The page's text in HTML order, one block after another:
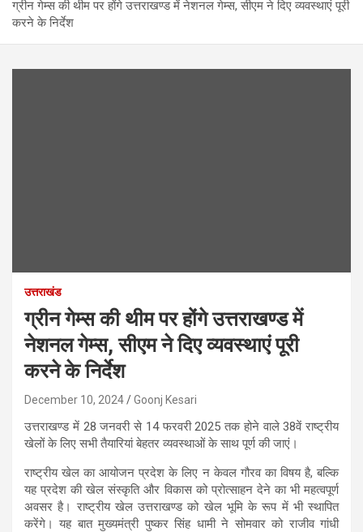
ग्रीन गेम्स की थीम पर होंगे उत्तराखण्ड में नेशनल गेम्स, सीएम ने दिए व्यवस्थाएं पूरी
करने के निर्देश
उत्तराखंड
ग्रीन गेम्स की थीम पर होंगे उत्तराखण्ड में
नेशनल गेम्स, सीएम ने दिए व्यवस्थाएं पूरी
करने के निर्देश
December 10, 2024 Goonj Kesari
उत्तराखण्ड में 28 जनवरी से 14 फरवरी 2025 तक होने वाले 38वें राष्ट्रीय
खेलों के लिए सभी तैयारियां बेहतर व्यवस्थाओं के साथ पूर्ण की जाएं।
राष्ट्रीय खेल का आयोजन प्रदेश के लिए न केवल गौरव का विषय है, बल्कि
यह प्रदेश की खेल संस्कृति और विकास को प्रोत्साहन देने का भी महत्वपूर्ण
अवसर है। राष्ट्रीय खेल उत्तराखण्ड को खेल भूमि के रूप में भी स्थापित
करेंगे। यह बात मुख्यमंत्री पुष्कर सिंह धामी ने सोमवार को राजीव गांधी